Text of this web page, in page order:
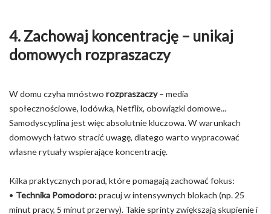
4. Zachowaj koncentrację – unikaj
domowych rozpraszaczy
W domu czyha mnóstwo rozpraszaczy– media
społecznościowe, lodówka, Netflix, obowiązki domowe...
Samodyscyplina jest więc absolutnie kluczowa. W warunkach
domowych łatwo stracić uwagę, dlatego warto wypracować
własne rytuały wspierające koncentrację.
Kilka praktycznych porad, które pomagają zachować fokus:
• Technika Pomodoro:pracuj w intensywnych blokach (np. 25
minut pracy, 5 minut przerwy). Takie sprinty zwiększają skupienie i